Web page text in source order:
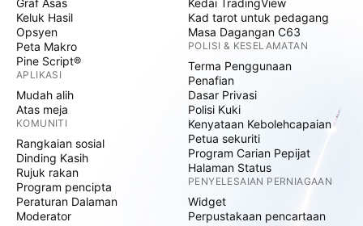
Graf Asas
Keluk Hasil
Opsyen
Peta Makro
Pine Script®
APLIKASI
Mudah alih
Atas meja
KOMUNITI
Rangkaian sosial
Dinding Kasih
Rujuk rakan
Program pencipta
Peraturan Dalaman
Moderator
Kedai TradingView
Kad tarot untuk pedagang
Masa Dagangan C63
POLISI & KESELAMATAN
Terma Penggunaan
Penafian
Dasar Privasi
Polisi Kuki
Kenyataan Kebolehcapaian
Petua sekuriti
Program Carian Pepijat
Halaman Status
PENYELESAIAN PERNIAGAAN
Widget
Perpustakaan pencartaan